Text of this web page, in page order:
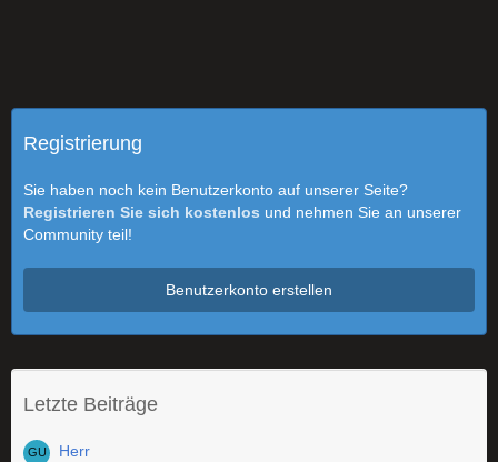
Registrierung
Sie haben noch kein Benutzerkonto auf unserer Seite?
Registrieren Sie sich kostenlos und nehmen Sie an unserer
Community teil!
Benutzerkonto erstellen
Letzte Beiträge
Herr